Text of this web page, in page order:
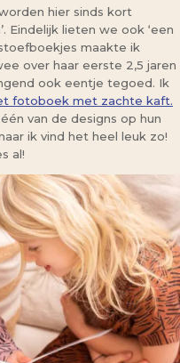
hier sinds kort
Eindelijk lieten we ook ‘een
maakte ik
over haar eerste 2,5 jaren
ook eentje tegoed. Ik
fotoboek met zachte kaft.
van de designs op hun
ik vind het heel leuk zo!
al!